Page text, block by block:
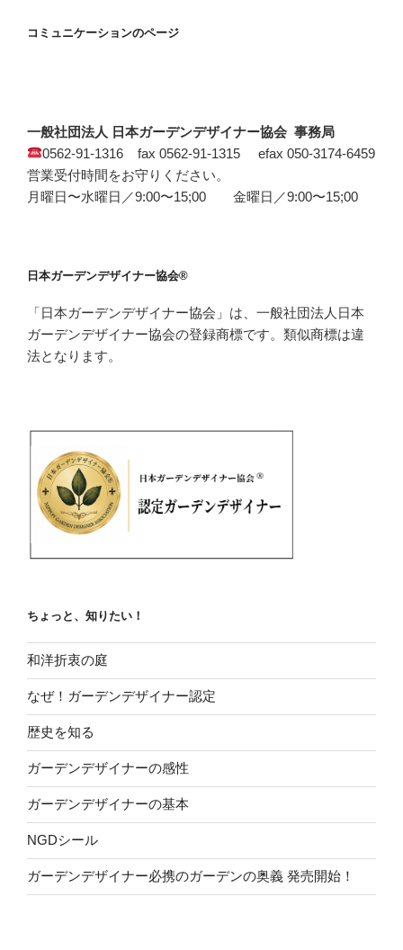
コミュニケーションのページ
一般社団法人 日本ガーデンデザイナー協会 事務局
0562-91-1316 fax 0562-91-1315 efax 050-3174-6459
営業受付時間をお守りください。
月曜日〜水曜日／9:00〜15;00 金曜日／9:00〜15;00
日本ガーデンデザイナー協会®
「日本ガーデンデザイナー協会」は、一般社団法人日本
ガーデンデザイナー協会の登録商標です。類似商標は違
法となります。
ちょっと、知りたい！
和洋折衷の庭
なぜ！ガーデンデザイナー認定
歴史を知る
ガーデンデザイナーの感性
ガーデンデザイナーの基本
NGDシール
ガーデンデザイナー必携のガーデンの奥義 発売開始！